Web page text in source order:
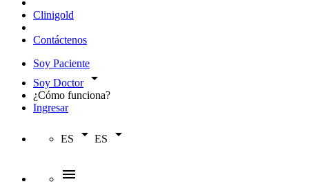
Clinigold
Contáctenos
Soy Paciente
Soy Doctor
arrow_drop_down
¿Cómo funciona?
Ingresar
ES arrow_drop_down ES arrow_drop_down
menu